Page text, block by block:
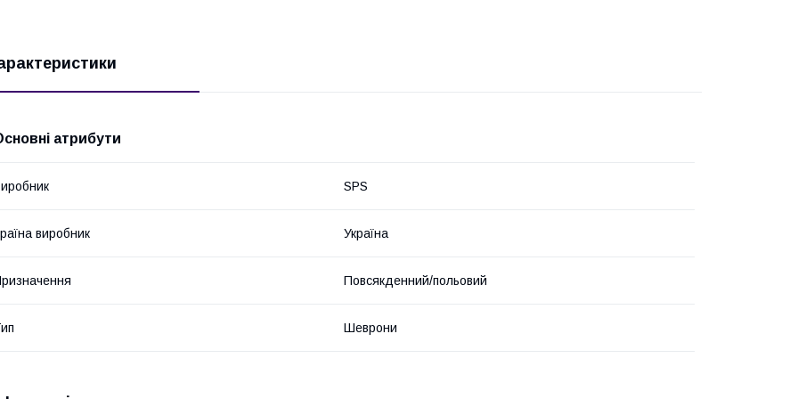
атрибути
SPS
виробник Україна
Повсякденний/польовий
Шеврони